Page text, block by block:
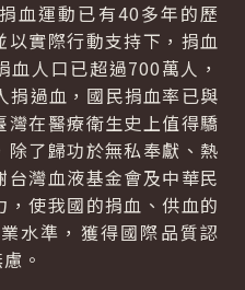
血運動已有40多年的歷
以實際行動支持下，捐血
人口已超過700萬人，
捐過血，國民捐血率已與
在醫療衛生史上值得驕
了歸功於無私奉獻、熱
灣血液基金會及中華民
使我國的捐血、供血的
水準，獲得國際品質認
。